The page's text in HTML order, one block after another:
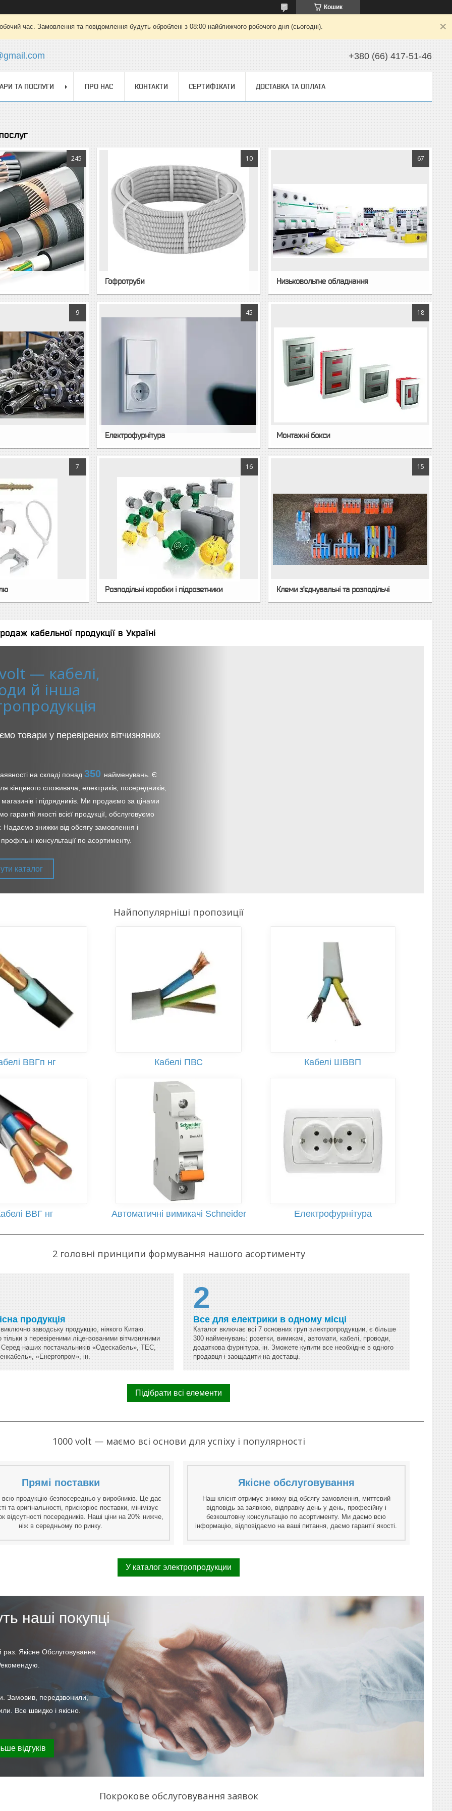
Кошик
час. Замовлення та повідомлення будуть оброблені з 08:00 найближчого робочого дня (сьогодні).
+380 (66) 417-51-46
ТА ПОСЛУГИ ПРО НАС КОНТАКТИ СЕРТИФІКАТИ ДОСТАВКА ТА ОПЛАТА
245 10
Гофротруби
67
Низьковольтне обладнання
9 45
Електрофурнітура
18
Монтажні бокси
7 16
Розподільні коробки і підрозетники
15
Клеми з'єднувальні та розподільчі
кабельної продукції в Україні
— кабелі,
й інша
товари у перевірених вітчизняних
на складі понад 350 найменувань. Є
кінцевого споживача, електриків, посередників,
і підрядників. Ми продаємо за цінами
гарантії якості всієї продукції, обслуговуємо
Надаємо знижки від обсягу замовлення і
консультації по асортименту.
каталог
Найпопулярніші пропозиції
ВВГп нг Кабелі ПВС Кабелі ШВВП
ВВГ нг Автоматичні вимикачі Schneider Електрофурнітура
2 головні принципи формування нашого асортименту
продукція
заводську продукцію, ніякого Китаю.
з перевіреними ліцензованими вітчизняними
наших постачальників «Одескабель», ТЕС,
«Енергопром», ін.
2
Все для електрики в одному місці
Каталог включає всі 7 основних груп электропродукции, є більше
300 найменувань: розетки, вимикачі, автомати, кабелі, проводи,
додаткова фурнітура, ін. Зможете купити все необхідне в одного
продавця і заощадити на доставці.
Підібрати всі елементи
1000 volt — маємо всі основи для успіху і популярності
Прямі поставки
продукцію безпосередньо у виробників. Це дає
та оригінальності, прискорює поставки, мінімізує
відсутності посередників. Наші ціни на 20% нижче,
ніж в середньому по ринку.
Якісне обслуговування
Наш клієнт отримує знижку від обсягу замовлення, миттєвий
відповідь за заявкою, відправку день у день, професійну і
безкоштовну консультацію по асортименту. Ми даємо всю
інформацію, відповідаємо на ваші питання, даємо гарантії якості.
У каталог электропродукции
наші покупці
Якісне Обслуговування.
Замовив, передзвонили,
Все швидко і якісно.
відгуків
Покрокове обслуговування заявок